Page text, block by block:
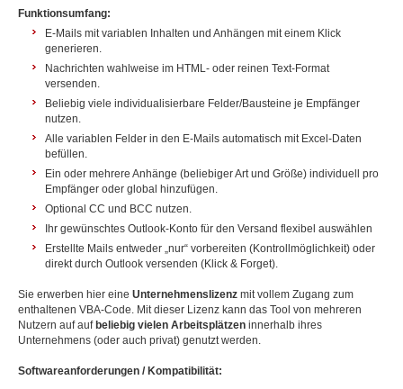
Funktionsumfang:
E-Mails mit variablen Inhalten und Anhängen mit einem Klick
generieren.
Nachrichten wahlweise im HTML- oder reinen Text-Format
versenden.
Beliebig viele individualisierbare Felder/Bausteine je Empfänger
nutzen.
Alle variablen Felder in den E-Mails automatisch mit Excel-Daten
befüllen.
Ein oder mehrere Anhänge (beliebiger Art und Größe) individuell pro
Empfänger oder global hinzufügen.
Optional CC und BCC nutzen.
Ihr gewünschtes Outlook-Konto für den Versand flexibel auswählen
Erstellte Mails entweder „nur“ vorbereiten (Kontrollmöglichkeit) oder
direkt durch Outlook versenden (Klick & Forget).
Sie erwerben hier eine Unternehmenslizenz mit vollem Zugang zum
enthaltenen VBA-Code. Mit dieser Lizenz kann das Tool von mehreren
Nutzern auf auf beliebig vielen Arbeitsplätzen innerhalb ihres
Unternehmens (oder auch privat) genutzt werden.
Softwareanforderungen / Kompatibilität: